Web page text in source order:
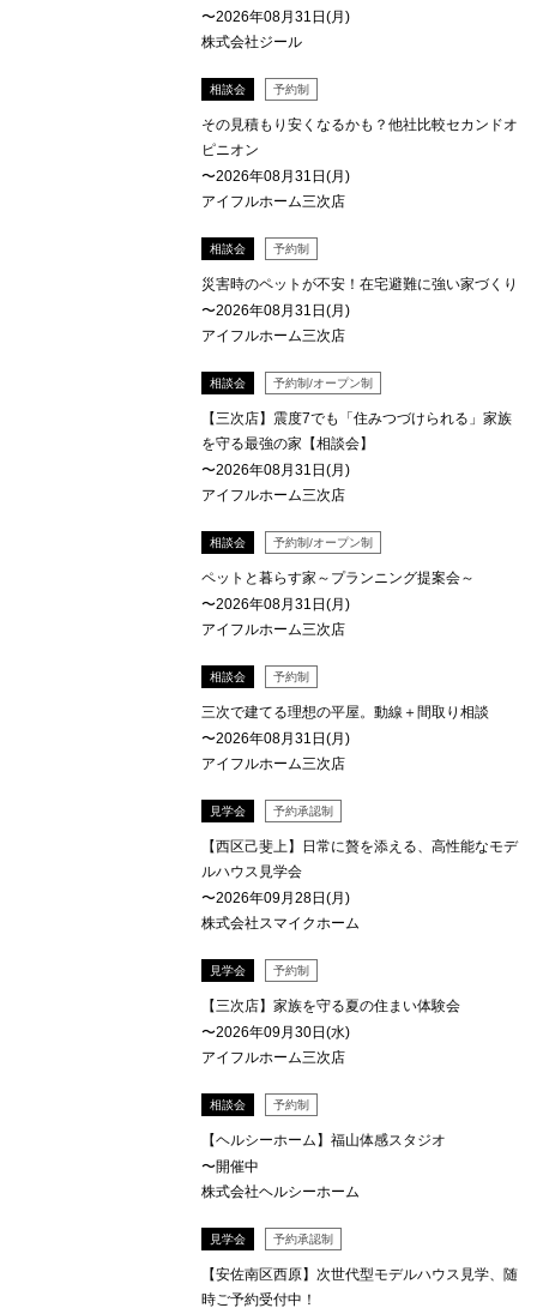
〜2026年08月31日(月)
株式会社ジール
相談会 予約制
その見積もり安くなるかも？他社比較セカンドオ
ピニオン
〜2026年08月31日(月)
アイフルホーム三次店
相談会 予約制
災害時のペットが不安！在宅避難に強い家づくり
〜2026年08月31日(月)
アイフルホーム三次店
相談会 予約制/オープン制
【三次店】震度7でも「住みつづけられる」家族
を守る最強の家【相談会】
〜2026年08月31日(月)
アイフルホーム三次店
相談会 予約制/オープン制
ペットと暮らす家～プランニング提案会～
〜2026年08月31日(月)
アイフルホーム三次店
相談会 予約制
三次で建てる理想の平屋。動線＋間取り相談
〜2026年08月31日(月)
アイフルホーム三次店
見学会 予約承認制
【西区己斐上】日常に贅を添える、高性能なモデ
ルハウス見学会
〜2026年09月28日(月)
株式会社スマイクホーム
見学会 予約制
【三次店】家族を守る夏の住まい体験会
〜2026年09月30日(水)
アイフルホーム三次店
相談会 予約制
【ヘルシーホーム】福山体感スタジオ
〜開催中
株式会社ヘルシーホーム
見学会 予約承認制
【安佐南区西原】次世代型モデルハウス見学、随
時ご予約受付中！